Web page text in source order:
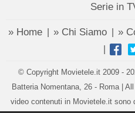
Serie in
» Home » Chi Siamo »
|
© Copyright Movietele.it 2009 -
Batteria Nomentana, 26 - Roma |
video contenuti in Movietele.it sono